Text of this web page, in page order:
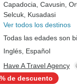
Capadocia , Cavusin ,
Selcuk , Kusadasi
Ver todos los destinos
Todas las edades son
Inglés, Español
Have A Travel Agency
de descuento